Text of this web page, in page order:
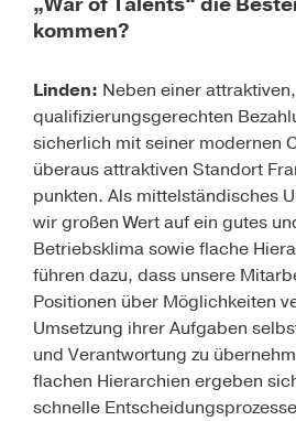
kommen?
Linden: Neben einer
qualifizierungsgerechten
sicherlich mit seiner modernen
überaus attraktiven Standort
punkten. Als mittelständisches
wir großen Wert auf ein gutes
Betriebsklima sowie flache
führen dazu, dass unsere
Positionen über Möglichkeiten
Umsetzung ihrer Aufgaben
und Verantwortung zu
flachen Hierarchien ergeben
schnelle